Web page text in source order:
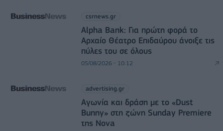
csrnews.gr
Alpha Bank: Για πρώτη φορά το
Αρχαίο Θέατρο Επιδαύρου άνοιξε τις
πύλες του σε όλους
05/08/2026 - 10:12
advertising.gr
Αγωνία και δράση με το «Dust
Bunny» στη ζώνη Sunday Premiere
της Nova